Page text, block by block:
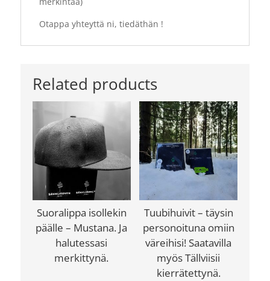
Otappa yhteyttä ni, tiedäthän !
Related products
Suoralippa isollekin
päälle – Mustana. Ja
halutessasi
merkittynä.
Tuubihuivit – täysin
personoituna omiin
väreihisi! Saatavilla
myös Tällviisii
kierrätettynä.